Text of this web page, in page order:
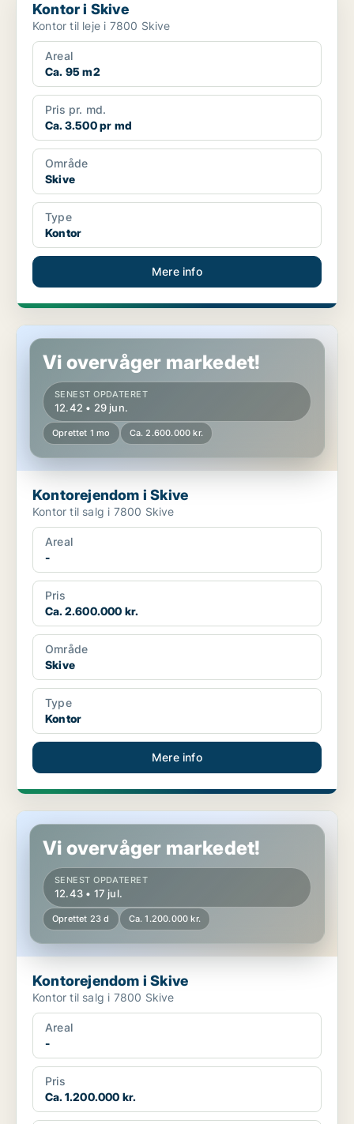
Kontor i Skive
Kontor til leje i 7800 Skive
Areal
Ca. 95 m2
Pris pr. md.
Ca. 3.500 pr md
Område
Skive
Type
Kontor
Mere info
Kontorejendom i Skive
Vi overvåger markedet!
SENEST OPDATERET
12.42 • 29 jun.
Oprettet 1 mo Ca. 2.600.000 kr.
Kontorejendom i Skive
Kontor til salg i 7800 Skive
Areal
-
Pris
Ca. 2.600.000 kr.
Område
Skive
Type
Kontor
Mere info
Kontorejendom i Skive
Vi overvåger markedet!
SENEST OPDATERET
12.43 • 17 jul.
Oprettet 23 d Ca. 1.200.000 kr.
Kontorejendom i Skive
Kontor til salg i 7800 Skive
Areal
-
Pris
Ca. 1.200.000 kr.